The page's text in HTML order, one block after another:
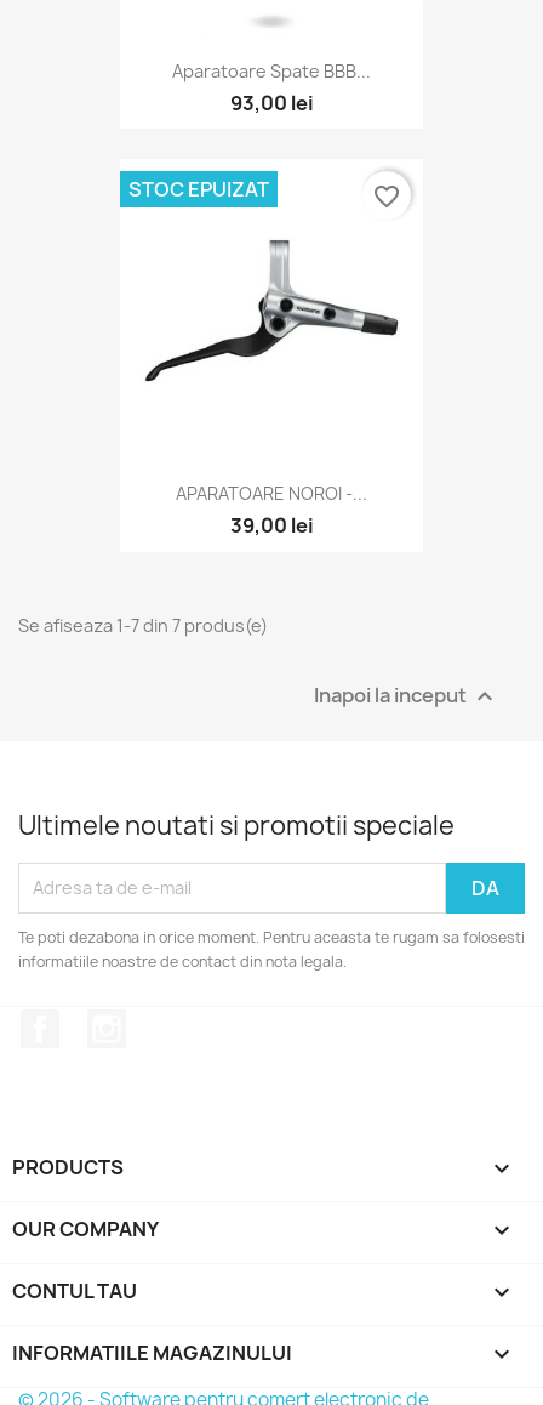
Aparatoare Spate BBB...
93,00 lei
APARATOARE NOROI -...
39,00 lei
STOC EPUIZAT favorite_border
Se afiseaza 1-7 din 7 produs(e)
Inapoi la inceput 
Ultimele noutati si promotii speciale
Te poti dezabona in orice moment. Pentru aceasta te rugam sa folosesti
informatiile noastre de contact din nota legala.
PRODUCTS 
OUR COMPANY 
CONTUL TAU 
INFORMATIILE MAGAZINULUI keyboard_arrow_down